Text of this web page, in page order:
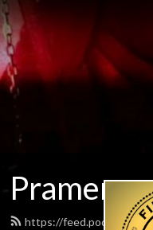
Pramene
https://